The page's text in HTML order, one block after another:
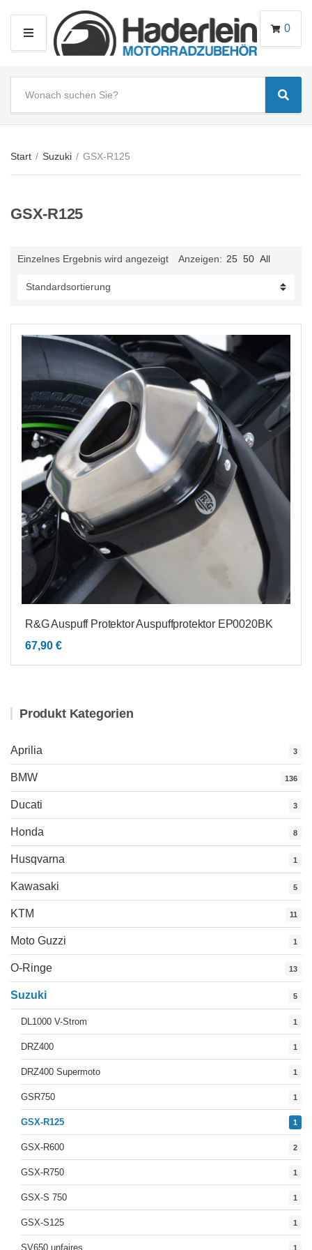
M
U
e
y
c
x
0
Start / Suzuki / GSX-R125
GSX-R125
Einzelnes Ergebnis wird angezeigt Anzeigen: 25 50 All
R&G Auspuff Protektor Auspuffprotektor EP0020BK
67,90 €
Produkt Kategorien
Aprilia 3
BMW 136
Ducati 3
Honda 8
Husqvarna 1
Kawasaki 5
KTM 11
Moto Guzzi 1
O-Ringe 13
Suzuki 5
DL1000 V-Strom 1
DRZ400 1
DRZ400 Supermoto 1
GSR750 1
GSX-R125 1
GSX-R600 2
GSX-R750 1
GSX-S 750 1
GSX-S125 1
SV650 unfaires 1